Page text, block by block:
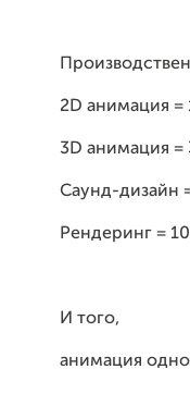
2D анимация =
3D анимация =
Саунд-дизайн
Рендеринг =
И того,
анимация